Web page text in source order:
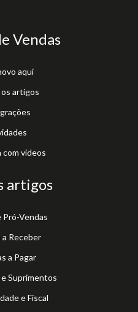
Vendas
aqui
artigos
com vídeos
artigos
Pró-Vendas
Receber
a Pagar
Suprimentos
e Fiscal